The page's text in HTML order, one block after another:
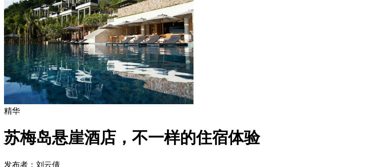
精华
苏梅岛悬崖酒店，不一样的住宿体验
发布者：刘云倩